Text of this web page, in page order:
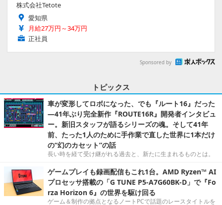
株式会社Tetote
愛知県
月給27万円～34万円
正社員
Sponsored by
トピックス
車が変形してロボになった、でも『ルート16』だった
―41年ぶり完全新作『ROUTE16R』開発者インタビュ
ー。新旧スタッフが語るシリーズの魂。そして41年
前、たった1人のために手作業で直した世界に1本だけ
の“幻のカセット”の話
長い時を経て受け継がれる過去と、新たに生まれるものとは。
ゲームプレイも録画配信もこれ1台。AMD Ryzen™ AI
プロセッサ搭載の「G TUNE P5-A7G60BK-D」で『Fo
rza Horizon 6』の世界を駆け回る
ゲーム＆制作の拠点となるノートPCで話題のレースタイトルを